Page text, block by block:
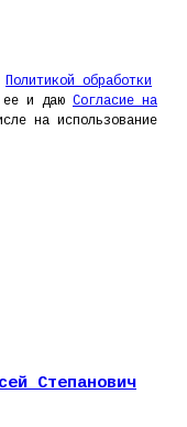
Политикой обработки
ее и даю Согласие на
на использование
Степанович